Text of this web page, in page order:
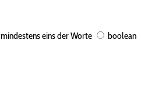
mindestens eins der Worte boolean